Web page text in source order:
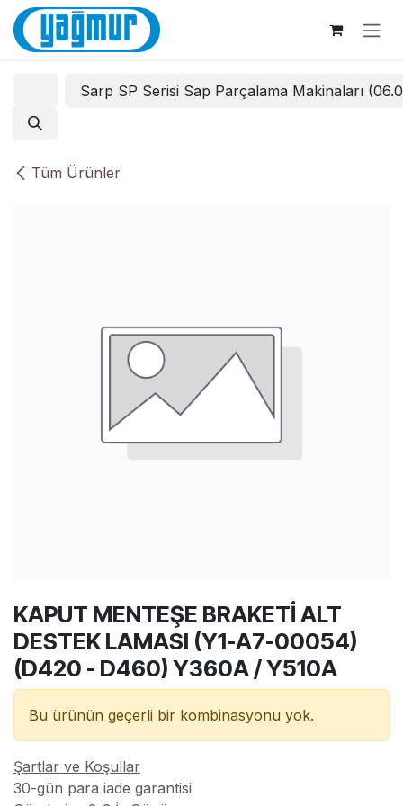
İçereği Atla
Tüm Ürünler
Sarp SP Serisi Sap Parçalama Makinaları
KAPUT MENTEŞE BRAKETİ ALT
DESTEK LAMASI (Y1-A7-00054)
(D420 - D460) Y360A / Y510A
Bu ürünün geçerli bir kombinasyonu yok.
Şartlar ve Koşullar
30-gün para iade garantisi